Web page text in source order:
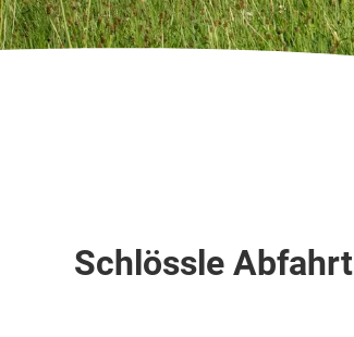
Schlössle Abfahrt